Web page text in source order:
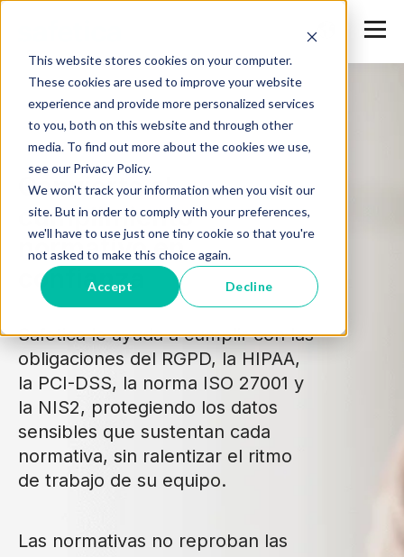
This website stores cookies on your computer.
These cookies are used to improve your website
experience and provide more personalized services
to you, both on this website and through other
media. To find out more about the cookies we use,
see our Privacy Policy.
We won't track your information when you visit our
site. But in order to comply with your preferences,
we'll have to use just one tiny cookie so that you're
not asked to make this choice again.
Accept Decline
Convierta el
cumplimiento
normativo en
confianza
Safetica le ayuda a cumplir con las
obligaciones del RGPD, la HIPAA,
la PCI-DSS, la norma ISO 27001 y
la NIS2, protegiendo los datos
sensibles que sustentan cada
normativa, sin ralentizar el ritmo
de trabajo de su equipo.
Las normativas no reproban las